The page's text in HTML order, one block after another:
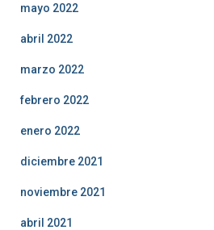
mayo 2022
abril 2022
marzo 2022
febrero 2022
enero 2022
diciembre 2021
noviembre 2021
abril 2021